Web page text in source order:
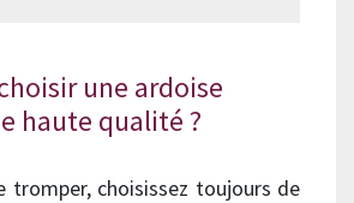
une ardoise
haute qualité ?
tromper, choisissez toujours de